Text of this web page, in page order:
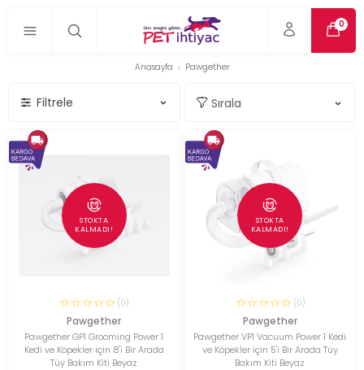
0
Anasayfa Pawgether
Filtrele
STOKTA
KALMADI!
(0)
Pawgether
Pawgether GP1 Grooming Power 1
Kedi ve Köpekler için 8'i Bir Arada
Tüy Bakım Kiti Beyaz
STOKTA
KALMADI!
(0)
Pawgether
Pawgether VP1 Vacuum Power 1 Kedi
ve Köpekler için 5'i Bir Arada Tüy
Bakım Kiti Beyaz